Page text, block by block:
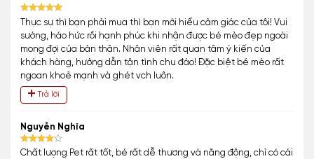
Thực sự thì bạn phải mua thì bạn mới hiểu cảm giác của tôi! Vui
sướng, háo hức rồi hạnh phúc khi nhận được bé mèo đẹp ngoài
mong đợi của bản thân. Nhân viên rất quan tâm ý kiến của
khách hàng, hướng dẫn tận tình chu đáo! Đặc biệt bé mèo rất
ngoan khoẻ mạnh và ghét vch luôn.
Trả lời
Nguyễn Nghĩa
Chất lượng Pet rất tốt, bé rất dễ thương và năng động, chỉ có cái